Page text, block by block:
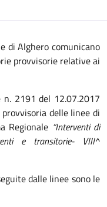
di Alghero comunicano
provvisorie relative ai
n. 2191 del 12.07.2017
delle linee di
Regionale “Interventi di
e transitorie- VIII^
dalle linee sono le